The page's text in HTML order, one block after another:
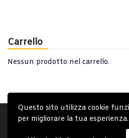
Questo sito utilizza cookie
per migliorare la tua esperienza.
Carrello
Nessun prodotto nel carrello.
Account Condizioni